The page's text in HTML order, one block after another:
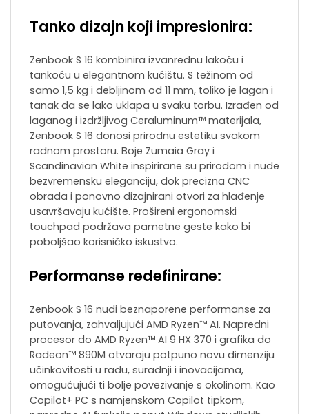
Tanko dizajn koji impresionira:
Zenbook S 16 kombinira izvanrednu lakoću i
tankoću u elegantnom kućištu. S težinom od
samo 1,5 kg i debljinom od 11 mm, toliko je lagan i
tanak da se lako uklapa u svaku torbu. Izrađen od
laganog i izdržljivog Ceraluminum™ materijala,
Zenbook S 16 donosi prirodnu estetiku svakom
radnom prostoru. Boje Zumaia Gray i
Scandinavian White inspirirane su prirodom i nude
bezvremensku eleganciju, dok precizna CNC
obrada i ponovno dizajnirani otvori za hlađenje
usavršavaju kućište. Prošireni ergonomski
touchpad podržava pametne geste kako bi
poboljšao korisničko iskustvo.
Performanse redefinirane:
Zenbook S 16 nudi beznaporene performanse za
putovanja, zahvaljujući AMD Ryzen™ AI. Napredni
procesor do AMD Ryzen™ AI 9 HX 370 i grafika do
Radeon™ 890M otvaraju potpuno novu dimenziju
učinkovitosti u radu, suradnji i inovacijama,
omogućujući ti bolje povezivanje s okolinom. Kao
Copilot+ PC s namjenskom Copilot tipkom,